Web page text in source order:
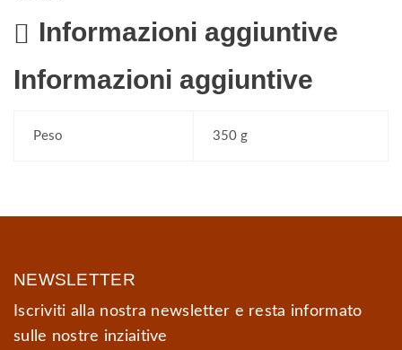
Informazioni aggiuntive
Informazioni aggiuntive
Peso 350 g
NEWSLETTER
Iscriviti alla nostra newsletter e resta informato
sulle nostre inziaitive